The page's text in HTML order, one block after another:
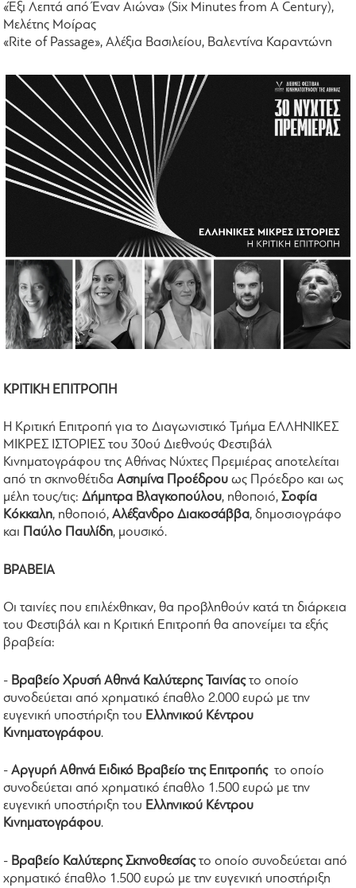
«Έξι Λεπτά από Έναν Αιώνα» (Six Minutes from A Century),
Μελέτης Μοίρας
«Rite of Passage», Αλέξια Βασιλείου, Βαλεντίνα Καραντώνη
ΚΡΙΤΙΚΗ ΕΠΙΤΡΟΠΗ
Η Κριτική Επιτροπή για το Διαγωνιστικό Τμήμα ΕΛΛΗΝΙΚΕΣ
ΜΙΚΡΕΣ ΙΣΤΟΡΙΕΣ του 30ού Διεθνούς Φεστιβάλ
Κινηματογράφου της Αθήνας Νύχτες Πρεμιέρας αποτελείται
από τη σκηνοθέτιδαΑσημίνα Προέδρουως Πρόεδρο και ως
μέλη τους/τις:Δήμητρα Βλαγκοπούλου, ηθοποιό,Σοφία
Κόκκαλη, ηθοποιό,Αλέξανδρο Διακοσάββα, δημοσιογράφο
και
Παύλο Παυλίδη, μουσικό.
ΒΡΑΒΕΙΑ
Οι ταινίες που επιλέχθηκαν, θα προβληθούν κατά τη διάρκεια
του Φεστιβάλ και η Κριτική Επιτροπή θα απονείμει τα εξής
βραβεία:
- Βραβείο Χρυσή Αθηνά Καλύτερης Ταινίαςτο οποίο
συνοδεύεται από χρηματικό έπαθλο 2.000 ευρώ με την
ευγενική υποστήριξη του Ελληνικού Κέντρου
Κινηματογράφου.
-Αργυρή Αθηνά Ειδικό Βραβείο της Επιτροπήςτο οποίο
συνοδεύεται από χρηματικό έπαθλο 1.500 ευρώ με την
ευγενική υποστήριξη του Ελληνικού Κέντρου
Κινηματογράφου.
- Βραβείο Καλύτερης Σκηνοθεσίαςτo οποίo συνοδεύεται από
χρηματικό έπαθλο 1.500 ευρώ με την ευγενική υποστήριξη